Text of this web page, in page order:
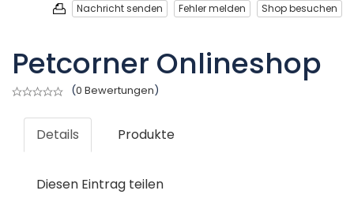
Shop besuchen
Fehler melden
Nachricht senden
Petcorner Onlineshop
(0 Bewertungen)
Details Produkte
Diesen Eintrag teilen